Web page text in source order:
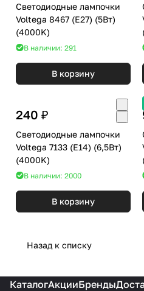
Светодиодные лампочки
Voltega 8467 (E27) (5Вт)
(4000K)
В наличии: 291
В корзину
240 ₽
Светодиодные лампочки
Voltega 7133 (E14) (6,5Вт)
(4000K)
В наличии: 2000
В корзину
Назад к списку
КаталогАкцииБренды